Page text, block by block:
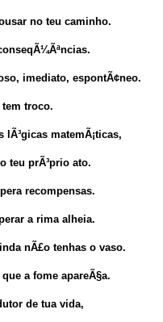
no teu caminho.
imediato, espontÃ¢neo.
troco.
matemÃ¡ticas,
teu prÃ³prio ato.
recompensas.
a rima alheia.
nÃ£o tenhas o vaso.
a fome apareÃ§a.
de tua vida,